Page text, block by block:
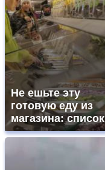
Не ешьте эту
готовую еду из
магазина: список